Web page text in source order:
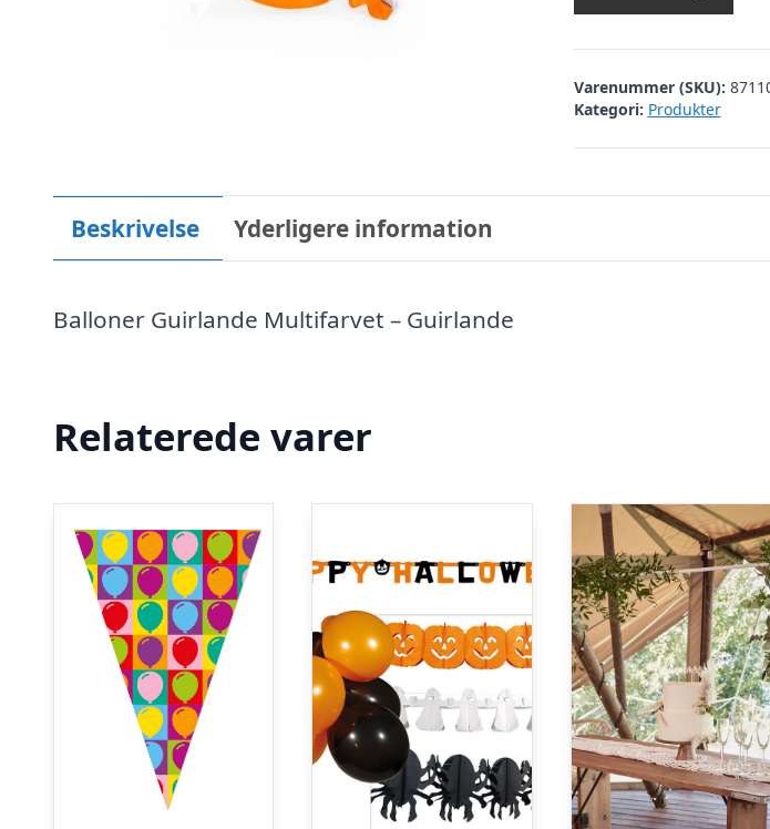
Varenummer (SKU):
Kategori: Produkter
Beskrivelse Yderligere information
Balloner Guirlande Multifarvet – Guirlande
Relaterede varer